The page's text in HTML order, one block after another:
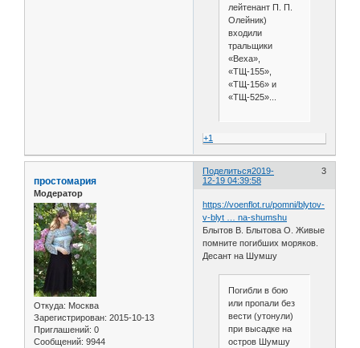
лейтенант П. П.
Олейник)
входили
тральщики
«Веха»,
«ТЩ-155»,
«ТЩ-156» и
«ТЩ-525»...
+1
Поделиться 3
2019-
12-19 04:39:58
простомария
Модератор
Откуда: Москва
Зарегистрирован: 2015-10-13
Приглашений: 0
Сообщений: 9944
https://voenflot.ru/pomni/blytov-
v-blyt … na-shumshu
Блытов В. Блытова О. Живые
помните погибших моряков.
Десант на Шумшу
Погибли в бою
или пропали без
вести (утонули)
при высадке на
остров Шумшу